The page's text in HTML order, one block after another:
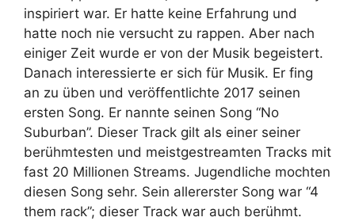
inspiriert war. Er hatte keine Erfahrung und
hatte noch nie versucht zu rappen. Aber nach
einiger Zeit wurde er von der Musik begeistert.
Danach interessierte er sich für Musik. Er fing
an zu üben und veröffentlichte 2017 seinen
ersten Song. Er nannte seinen Song “No
Suburban”. Dieser Track gilt als einer seiner
berühmtesten und meistgestreamten Tracks mit
fast 20 Millionen Streams. Jugendliche mochten
diesen Song sehr. Sein allererster Song war “4
them rack”; dieser Track war auch berühmt.